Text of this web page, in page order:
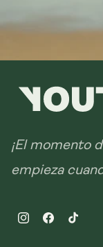
¡El momento
empieza
InstagramFacebookTikTok